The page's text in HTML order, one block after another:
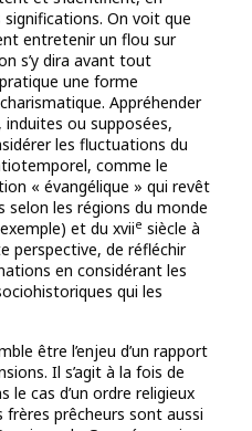
On voit que
entretenir un flou sur
s’y dira avant tout
une forme
Appréhender
ou supposées,
les fluctuations du
comme le
« évangélique » qui revêt
les régions du monde
et du xviie siècle à
perspective, de réfléchir
en considérant les
qui les
être l’enjeu d’un rapport
Il s’agit à la fois de
le cas d’un ordre religieux
frères prêcheurs sont aussi